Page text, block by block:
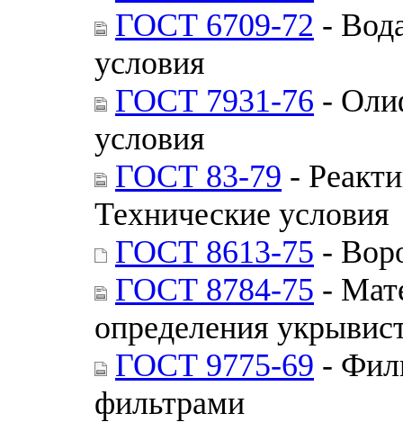
ГОСТ 6709-72 -
условия
ГОСТ 7931-76 -
условия
ГОСТ 83-79 -
Технические условия
ГОСТ 8613-75 -
ГОСТ 8784-75 -
определения
ГОСТ 9775-69 -
фильтрами